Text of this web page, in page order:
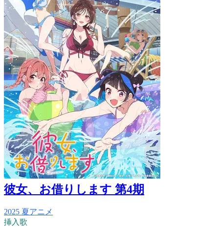
彼女、お借りします 第4期
2025 夏アニメ
挿入歌